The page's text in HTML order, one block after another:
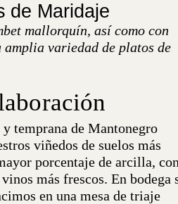
de Maridaje
mallorquín, así como con
amplia variedad de platos de
temprana de Mantonegro
viñedos de suelos más
porcentaje de arcilla, con
más frescos. En bodega
en una mesa de triaje